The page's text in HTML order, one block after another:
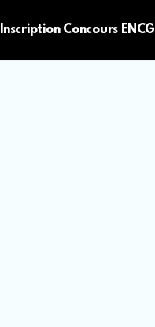
Inscription Concours ENCG